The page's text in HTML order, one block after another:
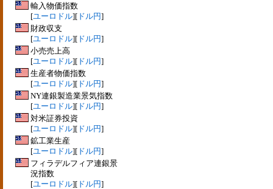
輸入物価指数
[ユーロドル][ ドル円]
財政収支
[ユーロドル][ ドル円]
小売売上高
[ユーロドル][ ドル円]
生産者物価指数
[ユーロドル][ ドル円]
NY連銀製造業景気指数
[ユーロドル][ ドル円]
対米証券投資
[ユーロドル][ ドル円]
鉱工業生産
[ユーロドル][ ドル円]
フィラデルフィア連銀景
況指数
[ユーロドル][ ドル円]